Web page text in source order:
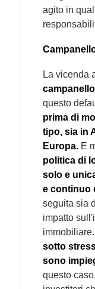
agito in
La vicenda
questo
prima di
tipo, sia in
Europa. E
politica di
solo e
e continuo
seguita sia
impatto
sotto
sono
questo